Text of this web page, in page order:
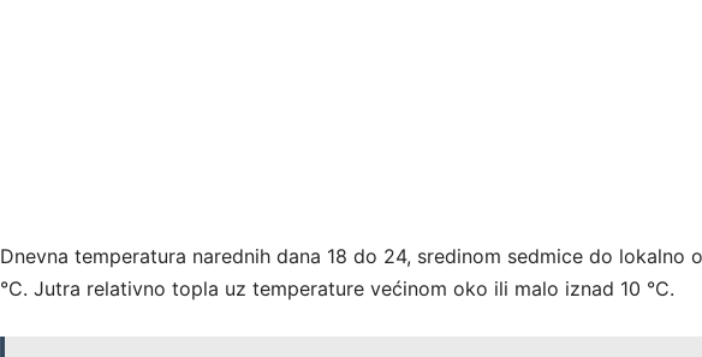
Dnevna temperatura narednih dana 18 do 24, sredinom sedmice do lokalno
°C. Jutra relativno topla uz temperature većinom oko ili malo iznad 10 °C.